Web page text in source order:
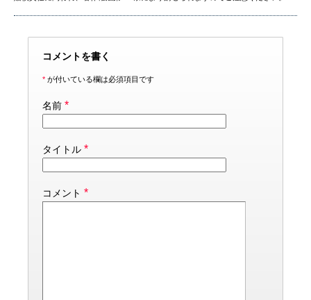
コメントを書く
* が付いている欄は必須項目です
名前 *
タイトル *
コメント *